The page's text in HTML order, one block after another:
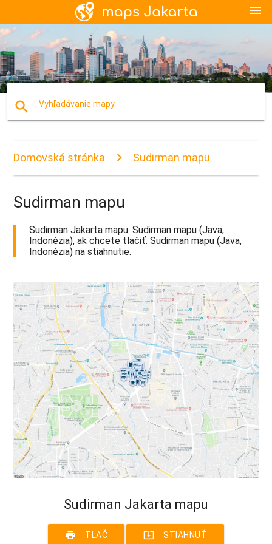
menu
search Vyhľadávanie mapy
Domovská stránka Sudirman mapu
Sudirman mapu
Sudirman Jakarta mapu. Sudirman mapu (Java,
Indonézia), ak chcete tlačiť. Sudirman mapu (Java,
Indonézia) na stiahnutie.
Sudirman Jakarta mapu
print TLAČ system_update_alt STIAHNUŤ